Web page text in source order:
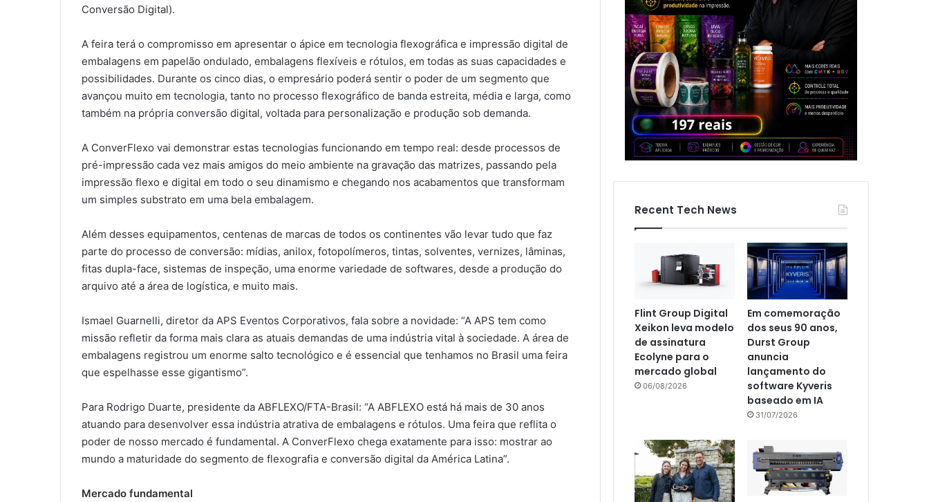
Conversão Digital).
A feira terá o compromisso em apresentar o ápice em tecnologia flexográfica e impressão digital de
embalagens em papelão ondulado, embalagens flexíveis e rótulos, em todas as suas capacidades e
possibilidades. Durante os cinco dias, o empresário poderá sentir o poder de um segmento que
avançou muito em tecnologia, tanto no processo flexográfico de banda estreita, média e larga, como
também na própria conversão digital, voltada para personalização e produção sob demanda.
A ConverFlexo vai demonstrar estas tecnologias funcionando em tempo real: desde processos de
pré-impressão cada vez mais amigos do meio ambiente na gravação das matrizes, passando pela
impressão flexo e digital em todo o seu dinamismo e chegando nos acabamentos que transformam
um simples substrato em uma bela embalagem.
Além desses equipamentos, centenas de marcas de todos os continentes vão levar tudo que faz
parte do processo de conversão: mídias, anilox, fotopolímeros, tintas, solventes, vernizes, lâminas,
fitas dupla-face, sistemas de inspeção, uma enorme variedade de softwares, desde a produção do
arquivo até a área de logística, e muito mais.
Ismael Guarnelli, diretor da APS Eventos Corporativos, fala sobre a novidade: “A APS tem como
missão refletir da forma mais clara as atuais demandas de uma indústria vital à sociedade. A área de
embalagens registrou um enorme salto tecnológico e é essencial que tenhamos no Brasil uma feira
que espelhasse esse gigantismo”.
Para Rodrigo Duarte, presidente da ABFLEXO/FTA-Brasil: “A ABFLEXO está há mais de 30 anos
atuando para desenvolver essa indústria atrativa de embalagens e rótulos. Uma feira que reflita o
poder de nosso mercado é fundamental. A ConverFlexo chega exatamente para isso: mostrar ao
mundo a maturidade do segmento de flexografia e conversão digital da América Latina”.
Mercado fundamental
Recent Tech News
Flint Group Digital
Xeikon leva modelo
de assinatura
Ecolyne para o
mercado global
06/08/2026
Em comemoração
dos seus 90 anos,
Durst Group
anuncia
lançamento do
software Kyveris
baseado em IA
31/07/2026